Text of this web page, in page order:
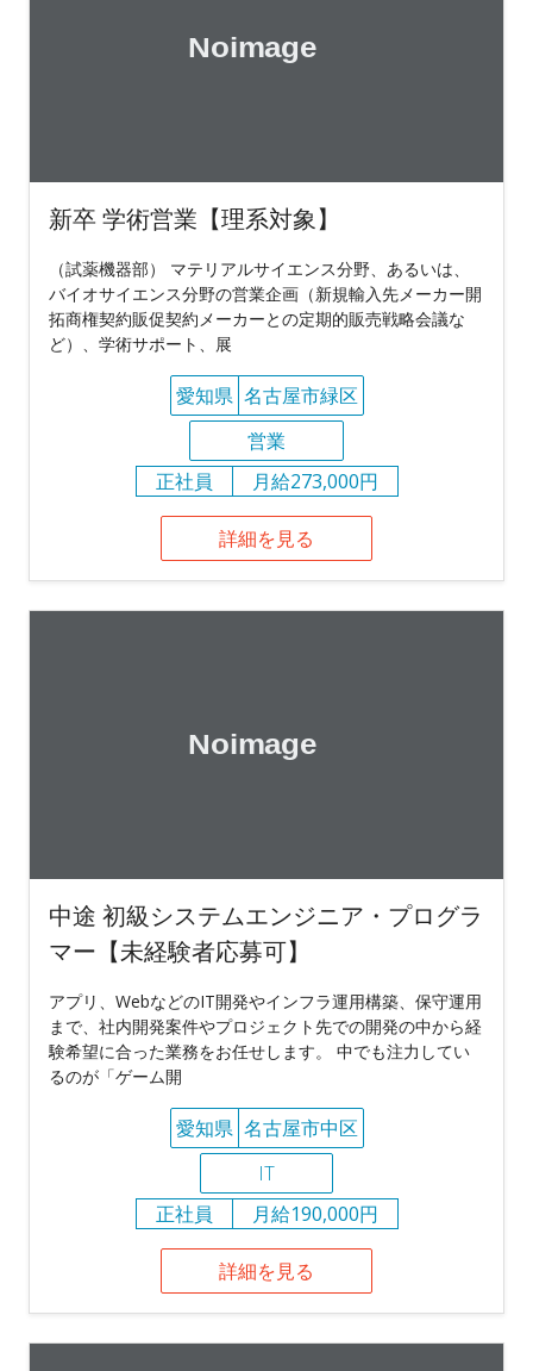
新卒 学術営業【理系対象】
（試薬機器部） マテリアルサイエンス分野、あるいは、
バイオサイエンス分野の営業企画（新規輸入先メーカー開
拓商権契約販促契約メーカーとの定期的販売戦略会議な
ど）、学術サポート、展
愛知県 名古屋市緑区
営業
正社員
月給273,000円
詳細を見る
中途 初級システムエンジニア・プログラ
マー【未経験者応募可】
アプリ、WebなどのIT開発やインフラ運用構築、保守運用
まで、社内開発案件やプロジェクト先での開発の中から経
験希望に合った業務をお任せします。 中でも注力してい
るのが「ゲーム開
愛知県 名古屋市中区
IT
正社員
月給190,000円
詳細を見る